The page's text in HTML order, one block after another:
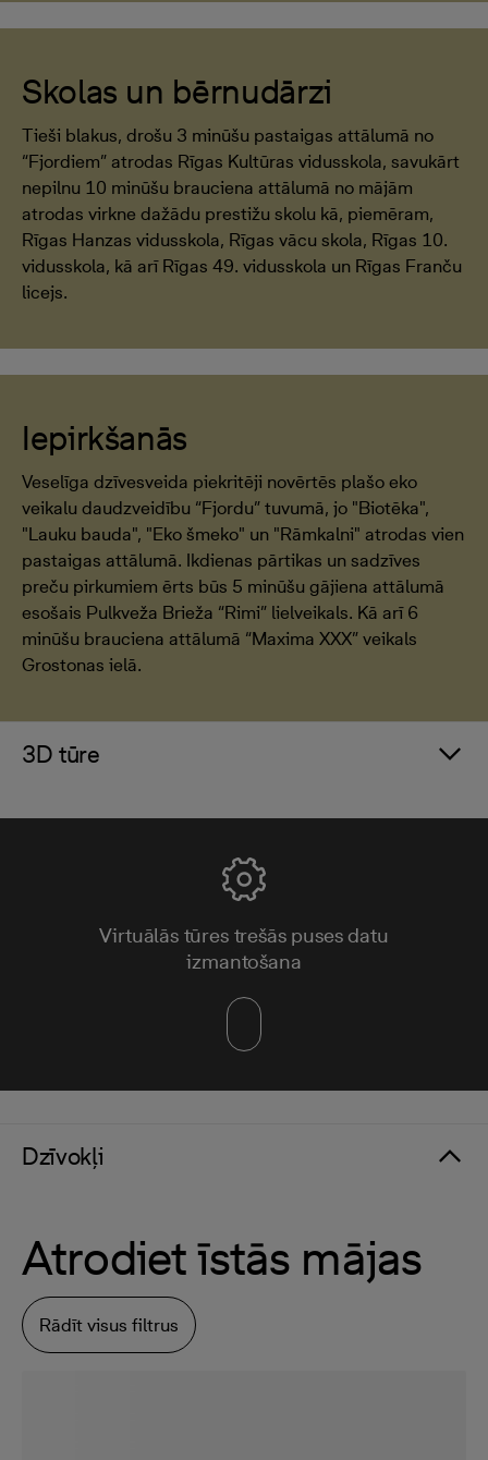
Skolas un bērnudārzi
Tieši blakus, drošu 3 minūšu pastaigas attālumā no
“Fjordiem” atrodas Rīgas Kultūras vidusskola, savukārt
nepilnu 10 minūšu brauciena attālumā no mājām
atrodas virkne dažādu prestižu skolu kā, piemēram,
Rīgas Hanzas vidusskola, Rīgas vācu skola, Rīgas 10.
vidusskola, kā arī Rīgas 49. vidusskola un Rīgas Franču
licejs.
Iepirkšanās
Veselīga dzīvesveida piekritēji novērtēs plašo eko
veikalu daudzveidību “Fjordu” tuvumā, jo "Biotēka",
"Lauku bauda", "Eko šmeko" un "Rāmkalni" atrodas vien
pastaigas attālumā. Ikdienas pārtikas un sadzīves
preču pirkumiem ērts būs 5 minūšu gājiena attālumā
esošais Pulkveža Brieža “Rimi” lielveikals. Kā arī 6
minūšu brauciena attālumā “Maxima XXX” veikals
Grostonas ielā.
3D tūre
Virtuālās tūres trešās puses datu
izmantošana
Dzīvokļi
Atrodiet īstās mājas
Rādīt visus filtrus